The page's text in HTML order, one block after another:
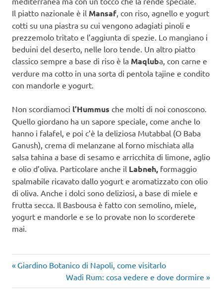
Il piatto nazionale è il Mansaf , con riso, agnello e yogurt
cotti su una piastra su cui vengono adagiati pinoli e
prezzemolo tritato e l’aggiunta di spezie. Lo mangiano i
beduini del deserto, nelle loro tende. Un altro piatto
classico sempre a base di riso è la Maqluba, con carne e
verdure ma cotto in una sorta di pentola tajine e condito
con mandorle e yogurt.
Non scordiamoci l’Hummus che molti di noi conoscono.
Quello giordano ha un sapore speciale, come anche lo
hanno i falafel, e poi c’è la deliziosa Mutabbal (O Baba
Ganush), crema di melanzane al forno mischiata alla
salsa tahina a base di sesamo e arricchita di limone, aglio
e olio d’oliva. Particolare anche il Labneh, formaggio
spalmabile ricavato dallo yogurt e aromatizzato con olio
di oliva. Anche i dolci sono deliziosi, a base di miele e
frutta secca. Il Basbousa è fatto con semolino, miele,
yogurt e mandorle e se lo provate non lo scorderete
mai.
Navigazione
articoli
Articolo
Giardino Botanico di Napoli, come visitarlo
Articolo
successivo:
Wadi Rum: cosa vedere e dove dormire